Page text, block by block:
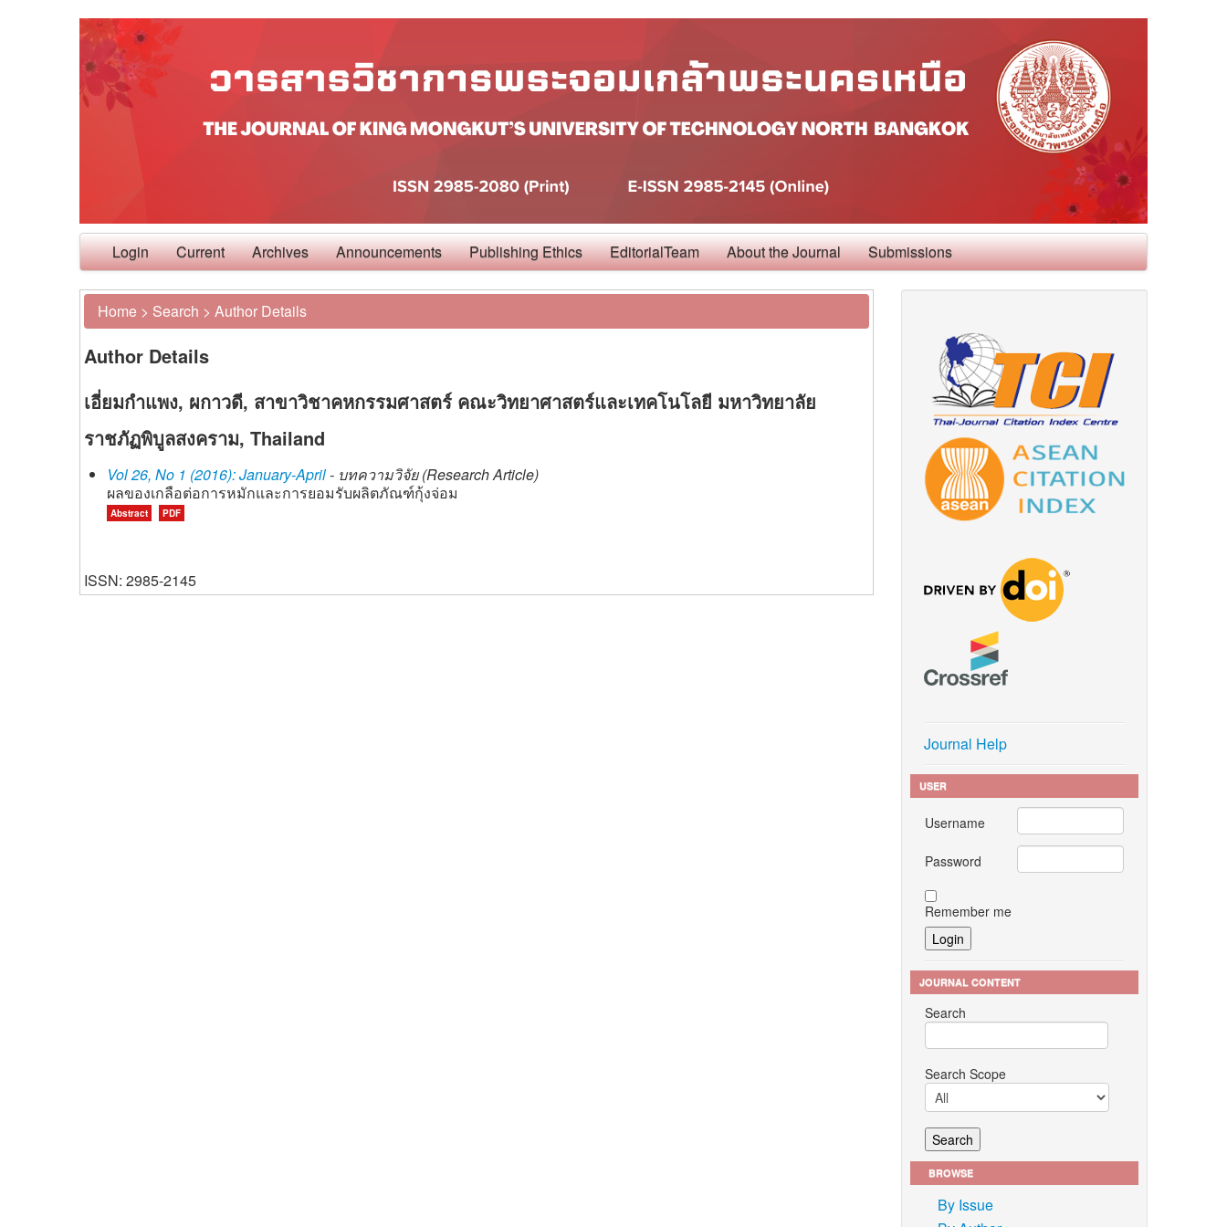
Login Current Archives Announcements Publishing Ethics EditorialTeam About the Journal Submissions
Home > Search > Author Details
Author Details
เอี่ยมกำแพง, ผกาวดี, สาขาวิชาคหกรรมศาสตร์ คณะวิทยาศาสตร์และเทคโนโลยี มหาวิทยาลัย
ราชภัฏพิบูลสงคราม, Thailand
Vol 26, No 1 (2016): January-April- บทความวิจัย (Research Article)
ผลของเกลือต่อการหมักและการยอมรับผลิตภัณฑ์กุ้งจ่อม
Abstract PDF
ISSN: 2985-2145
Journal Help
USER
Username
Password
Remember me
JOURNAL CONTENT
Search
Search Scope
BROWSE
By Issue